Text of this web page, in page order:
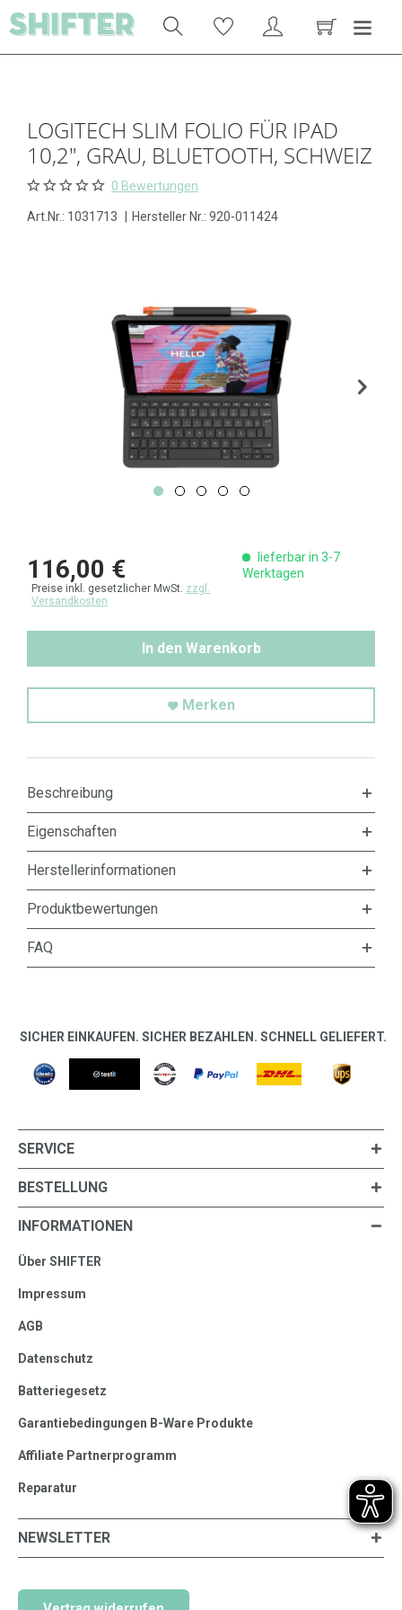
LOGITECH SLIM FOLIO FÜR IPAD
10,2", GRAU, BLUETOOTH, SCHWEIZ
0 Bewertungen
Art.Nr.: 1031713 Hersteller Nr.: 920-011424
116,00 €
Preise inkl. gesetzlicher MwSt. zzgl.
Versandkosten
lieferbar in 3-7
Werktagen
In den Warenkorb
Merken
Beschreibung
Eigenschaften
Herstellerinformationen
Produktbewertungen
FAQ
SICHER EINKAUFEN. SICHER BEZAHLEN. SCHNELL GELIEFERT.
SERVICE
BESTELLUNG
INFORMATIONEN
Über SHIFTER
Impressum
AGB
Datenschutz
Batteriegesetz
Garantiebedingungen B-Ware Produkte
Affiliate Partnerprogramm
Reparatur
NEWSLETTER